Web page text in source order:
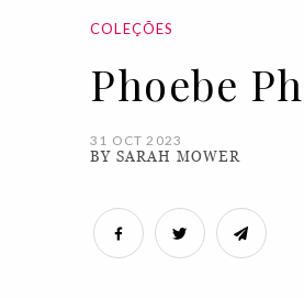
COLEÇÕES
Phoebe
31 OCT 2023
BY SARAH MOWER